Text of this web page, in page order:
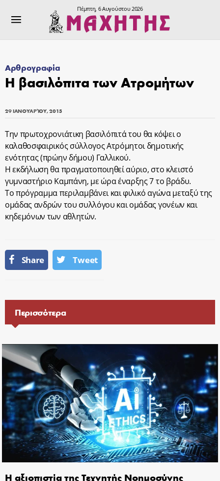
Πέμπτη, 6 Αυγούστου 2026
Αρθρογραφία
Η βασιλόπιτα των Ατρομήτων
29 ΙΑΝΟΥΑΡΊΟΥ, 2015
Την πρωτοχρονιάτικη βασιλόπιτά του θα κόψει ο
καλαθοσφαιρικός σύλλογος Ατρόμητοι δημοτικής
ενότητας (πρώην δήμου) Γαλλικού.
Η εκδήλωση θα πραγματοποιηθεί αύριο, στο κλειστό
γυμναστήριο Καμπάνη, με ώρα έναρξης 7 το βράδυ.
Το πρόγραμμα περιλαμβάνει και φιλικό αγώνα μεταξύ της
ομάδας ανδρών του συλλόγου και ομάδας γονέων και
κηδεμόνων των αθλητών.
Share Tweet
Περισσότερα
Η αξιοπιστία της Τεχνητής Νοημοσύνης